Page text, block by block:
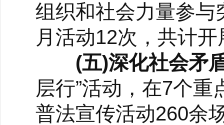
组织和社会力量参与
月活动12次，共计
(五)深化社会矛
层行”活动，在7个
普法宣传活动260余